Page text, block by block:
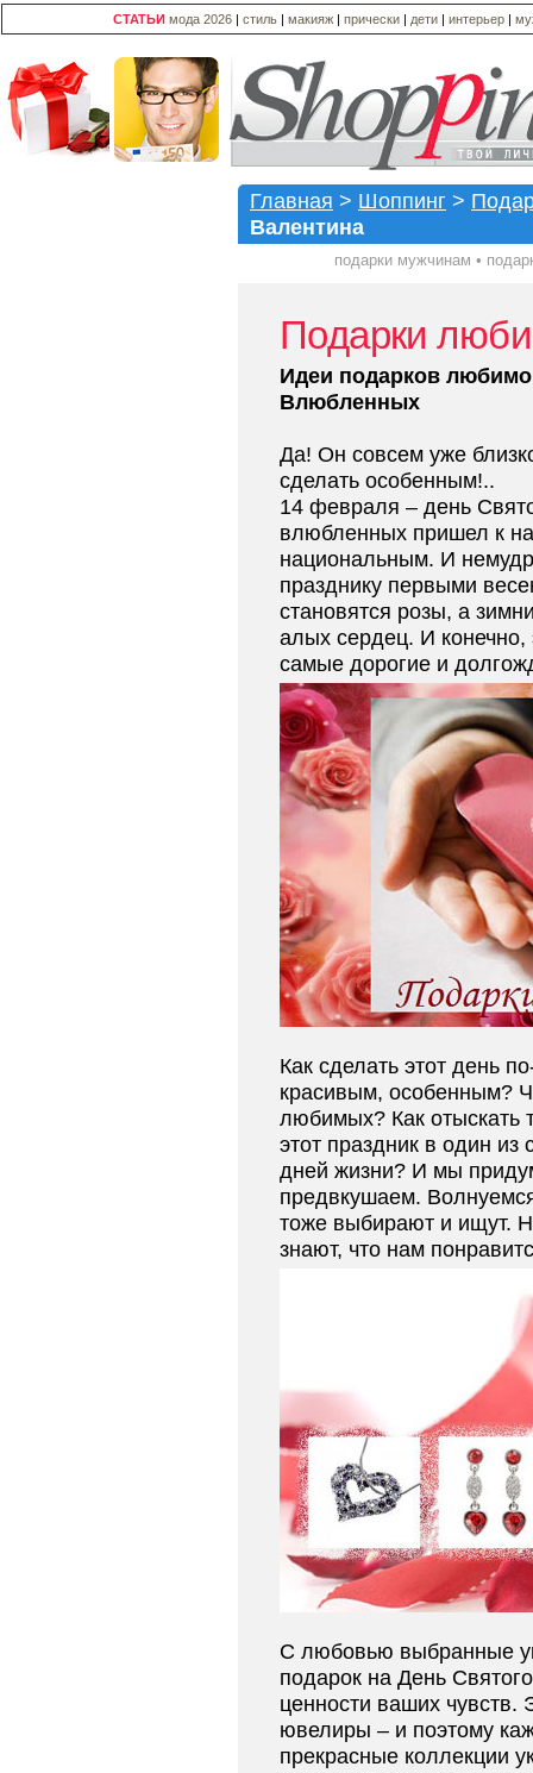
СТАТЬИ мода 2026 | стиль | макияж | прически | дети | интерьер |
Главная > Шоппинг >
Валентина
подарки мужчинам •
Подарки
Идеи подарков
Влюбленных
Да! Он совсем уже
сделать особенным!..
14 февраля – день
влюбленных пришел к
национальным. И
празднику первыми
становятся розы, а
алых сердец. И конечно,
самые дорогие и
Как сделать этот день
красивым, особенным?
любимых? Как отыскать
этот праздник в один из
дней жизни? И мы
предвкушаем.
тоже выбирают и ищут.
знают, что нам
С любовью выбранные
подарок на День
ценности ваших чувств.
ювелиры – и поэтому
прекрасные коллекции